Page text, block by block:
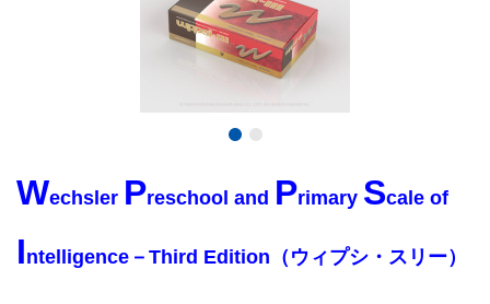
Wechsler Preschool and Primary Scale of
Intelligence －Third Edition（ウィプシ・スリー）